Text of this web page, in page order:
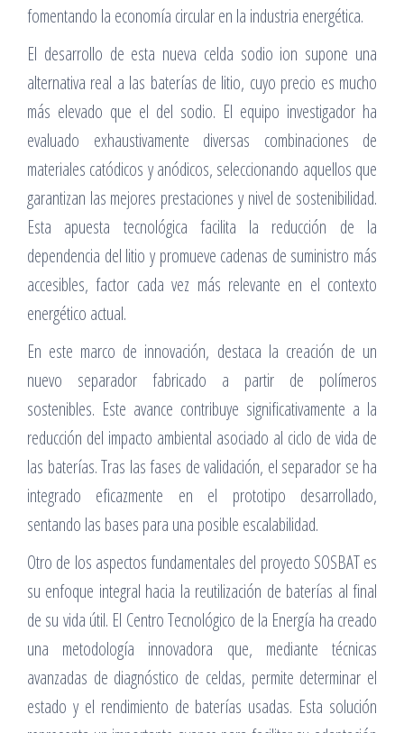
fomentando la economía circular en la industria energética.
El desarrollo de esta nueva celda sodio ion supone una
alternativa real a las baterías de litio, cuyo precio es mucho
más elevado que el del sodio. El equipo investigador ha
evaluado exhaustivamente diversas combinaciones de
materiales catódicos y anódicos, seleccionando aquellos que
garantizan las mejores prestaciones y nivel de sostenibilidad.
Esta apuesta tecnológica facilita la reducción de la
dependencia del litio y promueve cadenas de suministro más
accesibles, factor cada vez más relevante en el contexto
energético actual.
En este marco de innovación, destaca la creación de un
nuevo separador fabricado a partir de polímeros
sostenibles. Este avance contribuye significativamente a la
reducción del impacto ambiental asociado al ciclo de vida de
las baterías. Tras las fases de validación, el separador se ha
integrado eficazmente en el prototipo desarrollado,
sentando las bases para una posible escalabilidad.
Otro de los aspectos fundamentales del proyecto SOSBAT es
su enfoque integral hacia la reutilización de baterías al final
de su vida útil. El Centro Tecnológico de la Energía ha creado
una metodología innovadora que, mediante técnicas
avanzadas de diagnóstico de celdas, permite determinar el
estado y el rendimiento de baterías usadas. Esta solución